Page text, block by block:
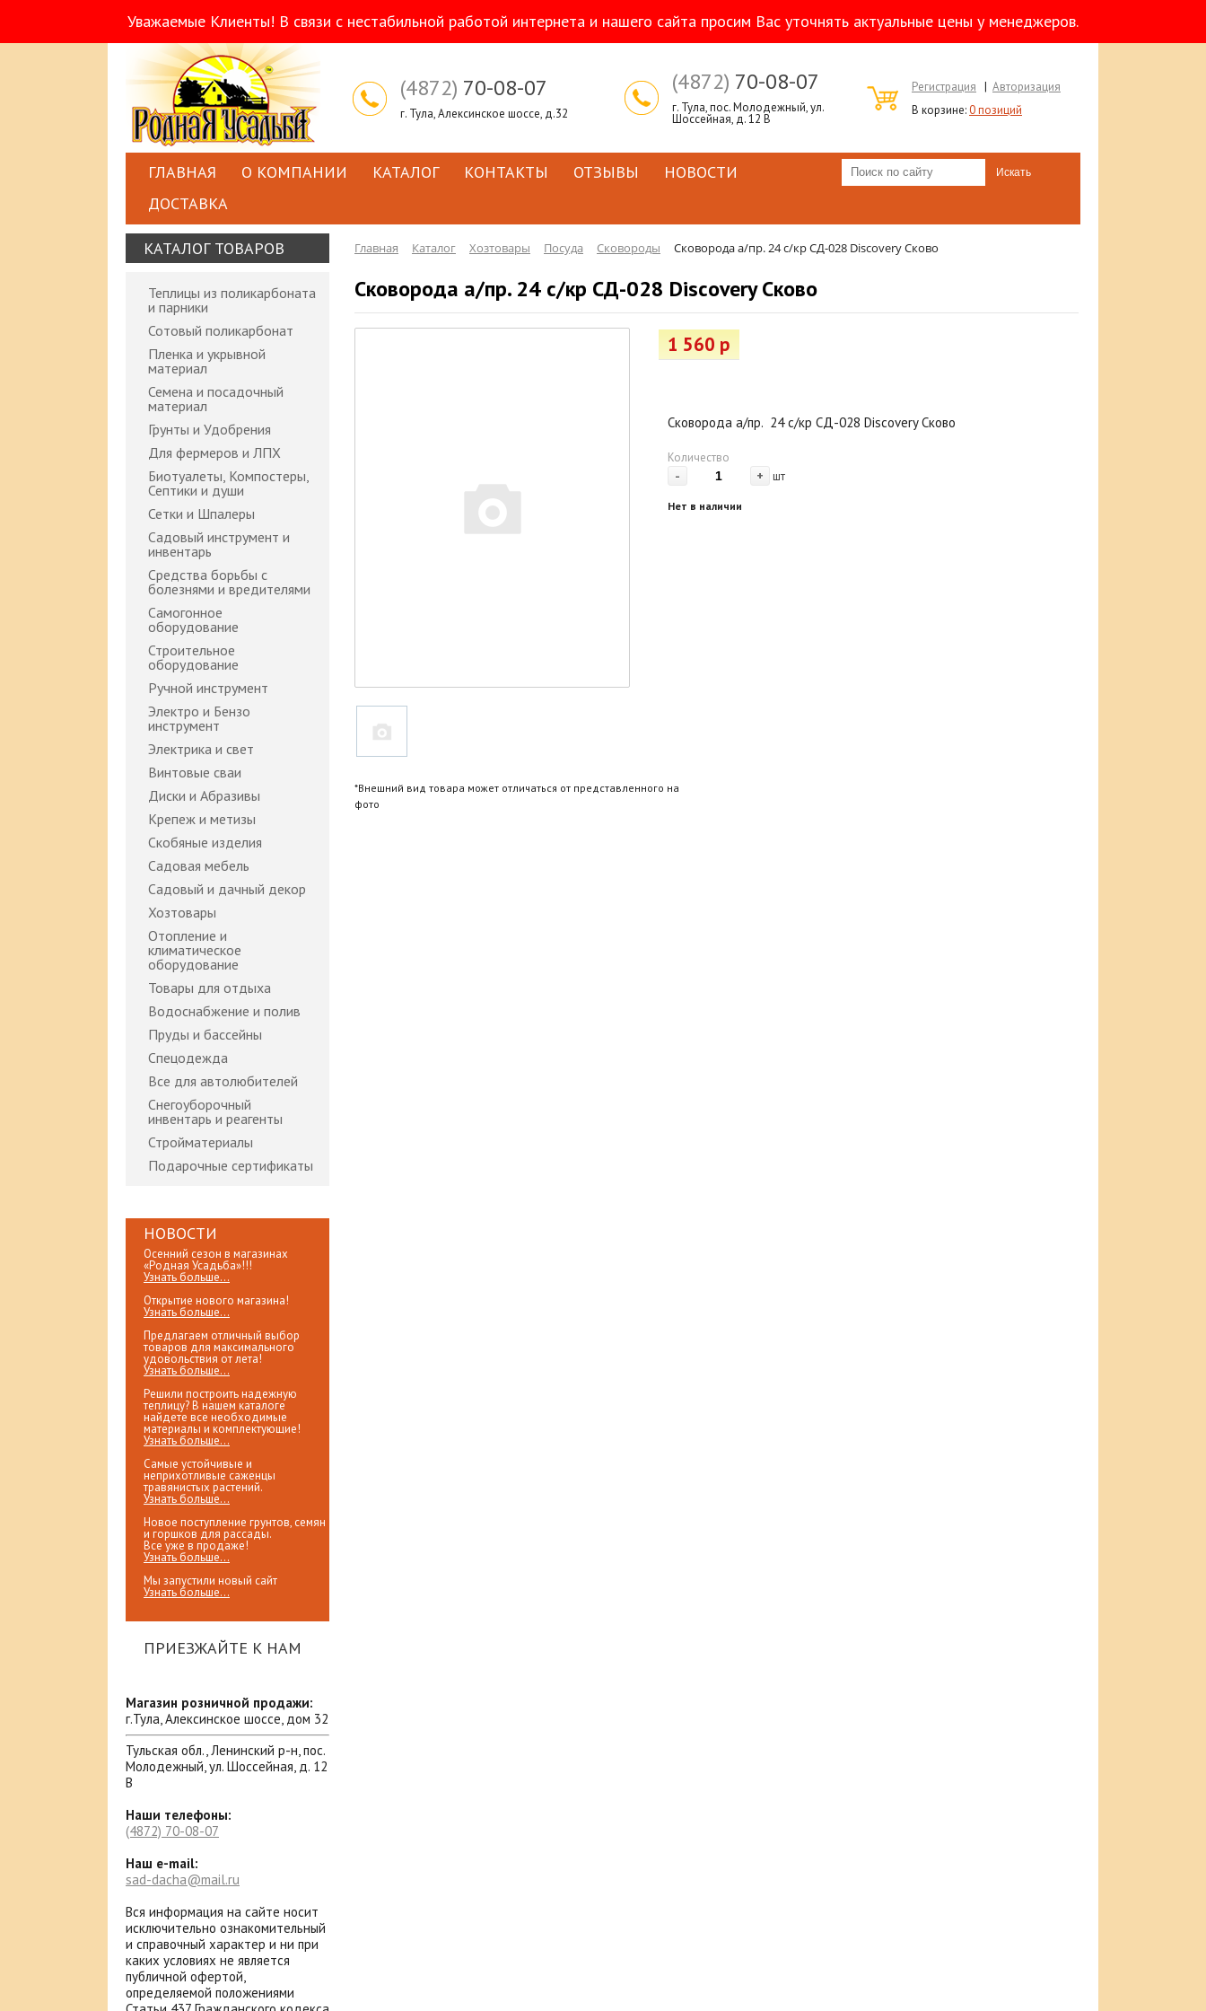
Уважаемые Клиенты! В связи с нестабильной работой интернета и нашего сайта просим Вас уточнять актуальные цены у менеджеров.
(4872) 70-08-07
г. Тула, Алексинское шоссе, д.32
(4872) 70-08-07
г. Тула, пос. Молодежный, ул.
Шоссейная, д. 12 В
Регистрация | Авторизация
В корзине:0 позиций
ГЛАВНАЯ О КОМПАНИИ КАТАЛОГ КОНТАКТЫ ОТЗЫВЫ
НОВОСТИ
ДОСТАВКА
КАТАЛОГ ТОВАРОВ
Теплицы из поликарбоната
и парники
Сотовый поликарбонат
Пленка и укрывной
материал
Семена и посадочный
материал
Грунты и Удобрения
Для фермеров и ЛПХ
Биотуалеты, Компостеры,
Септики и души
Сетки и Шпалеры
Садовый инструмент и
инвентарь
Средства борьбы с
болезнями и вредителями
Самогонное
оборудование
Строительное
оборудование
Ручной инструмент
Электро и Бензо
инструмент
Электрика и свет
Винтовые сваи
Диски и Абразивы
Крепеж и метизы
Скобяные изделия
Садовая мебель
Садовый и дачный декор
Хозтовары
Отопление и
климатическое
оборудование
Товары для отдыха
Водоснабжение и полив
Пруды и бассейны
Спецодежда
Все для автолюбителей
Снегоуборочный
инвентарь и реагенты
Стройматериалы
Подарочные сертификаты
НОВОСТИ
Осенний сезон в магазинах
«Родная Усадьба»!!!
Узнать больше...
Открытие нового магазина!
Узнать больше...
Предлагаем отличный выбор
товаров для максимального
удовольствия от лета!
Узнать больше...
Решили построить надежную
теплицу? В нашем каталоге
найдете все необходимые
материалы и комплектующие!
Узнать больше...
Самые устойчивые и
неприхотливые саженцы
травянистых растений.
Узнать больше...
Новое поступление грунтов, семян
и горшков для рассады.
Все уже в продаже!
Узнать больше...
Мы запустили новый сайт
Узнать больше...
ПРИЕЗЖАЙТЕ К НАМ
Магазин розничной продажи:
г.Тула, Алексинское шоссе, дом 32
Тульская обл., Ленинский р-н, пос.
Молодежный, ул. Шоссейная, д. 12
В
Наши телефоны:
(4872) 70-08-07
Наш e-mail:
sad-dacha@mail.ru
Вся информация на сайте носит
исключительно ознакомительный
и справочный характер и ни при
каких условиях не является
публичной офертой,
определяемой положениями
Главная Каталог Хозтовары Посуда Сковороды Сковорода а/пр. 24 с/кр СД-028 Discovery Сково
Сковорода а/пр. 24 с/кр СД-028 Discovery Сково
1 560 р
Сковорода а/пр. 24 с/кр СД-028 Discovery Сково
Количество
- + шт
Нет в наличии
*Внешний вид товара может отличаться от представленного на
фото